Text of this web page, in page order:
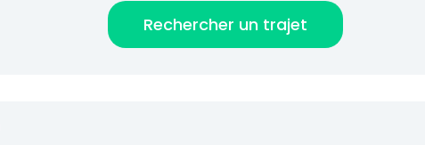
Rechercher un trajet